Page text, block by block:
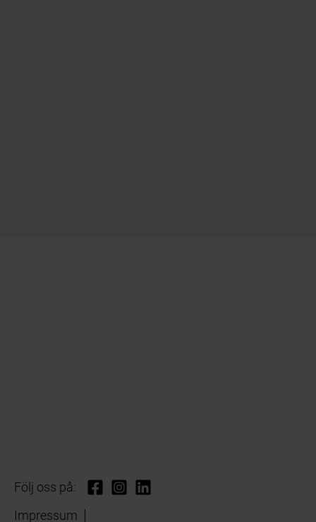
Följ oss på:
Impressum